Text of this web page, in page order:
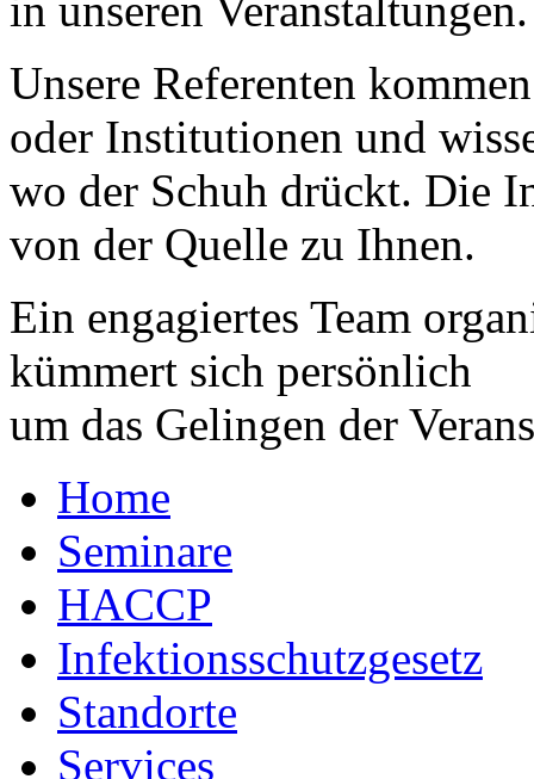
Unsere Referenten
oder Institutionen und
wo der Schuh drückt. Die
von der Quelle zu Ihnen.
Ein engagiertes Team
kümmert sich persönlich
um das Gelingen der
Home
Seminare
HACCP
Infektionsschutzgesetz
Standorte
Services